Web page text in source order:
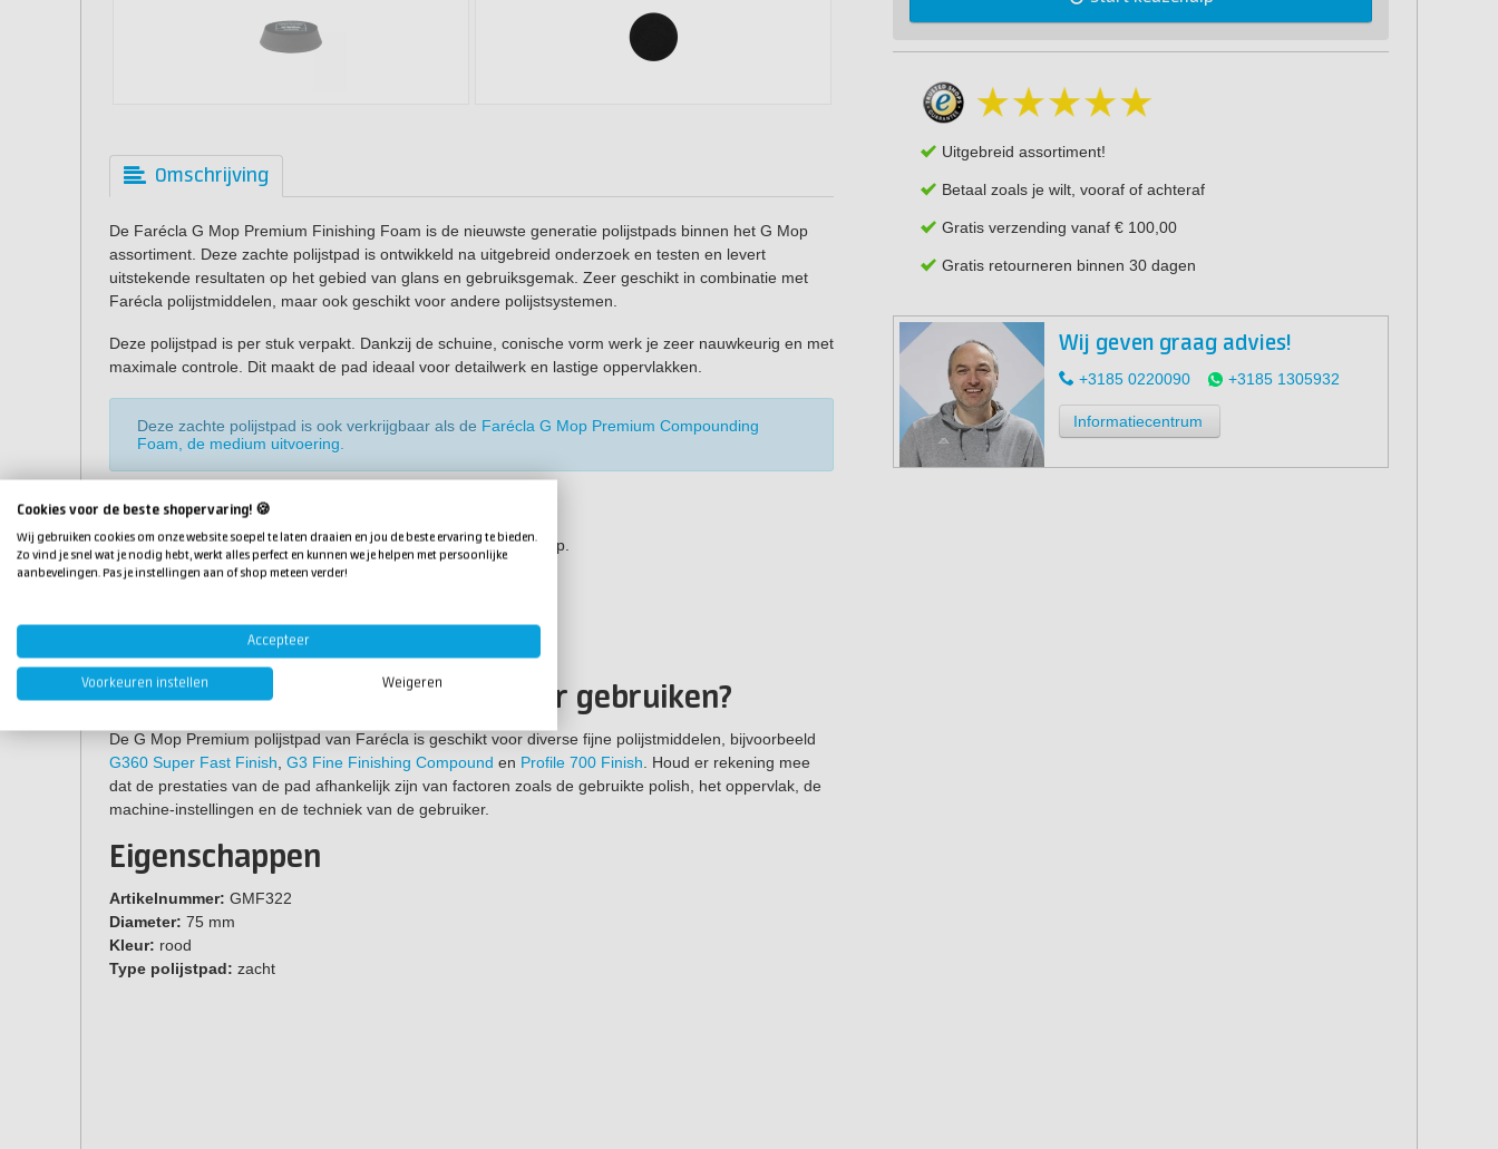
Omschrijving
De Farécla G Mop Premium Finishing Foam is de nieuwste generatie polijstpads binnen het G Mop
assortiment. Deze zachte polijstpad is ontwikkeld na uitgebreid onderzoek en testen en levert
uitstekende resultaten op het gebied van glans en gebruiksgemak. Zeer geschikt in combinatie met
Farécla polijstmiddelen, maar ook geschikt voor andere polijstsystemen.
Deze polijstpad is per stuk verpakt. Dankzij de schuine, conische vorm werk je zeer nauwkeurig en met
maximale controle. Dit maakt de pad ideaal voor detailwerk en lastige oppervlakken.
Deze zachte polijstpad is ook verkrijgbaar als de Farécla G Mop Premium Compounding
Foam, de medium uitvoering.
Kenmerken
Fijne tot ultrafijne snijkracht: ideaal voor de laatste polijststap.
Maximale glans dankzij het speciale schuimmateriaal.
Eenvoudig te bevestigen op een steunschijf.
Handzaam formaat (Ø75 mm).
Waar kun je deze polijstpad voor gebruiken?
De G Mop Premium polijstpad van Farécla is geschikt voor diverse fijne polijstmiddelen, bijvoorbeeld
G360 Super Fast Finish, G3 Fine Finishing Compound en Profile 700 Finish. Houd er rekening mee
dat de prestaties van de pad afhankelijk zijn van factoren zoals de gebruikte polish, het oppervlak, de
machine-instellingen en de techniek van de gebruiker.
Eigenschappen
Artikelnummer: GMF322
Diameter: 75 mm
Kleur: rood
Type polijstpad: zacht
Uitgebreid assortiment!
Betaal zoals je wilt, vooraf of achteraf
Gratis verzending vanaf € 100,00
Gratis retourneren binnen 30 dagen
Wij geven graag advies!
+3185 0220090 +3185 1305932
Informatiecentrum
Cookies voor de beste shopervaring! 🍪
Wij gebruiken cookies om onze website soepel te laten draaien en jou de beste ervaring te bieden.
Zo vind je snel wat je nodig hebt, werkt alles perfect en kunnen we je helpen met persoonlijke
aanbevelingen. Pas je instellingen aan of shop meteen verder!
Accepteer
Voorkeuren instellen Weigeren